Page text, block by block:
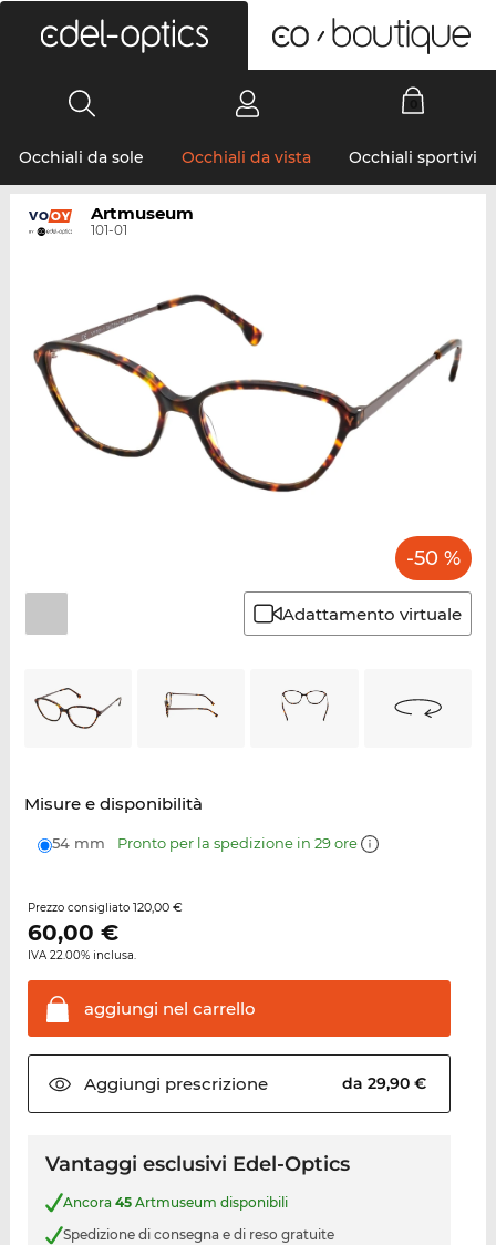
Occhiali da sole Occhiali da vista Occhiali sportivi
Artmuseum
101-01
-50 %
Adattamento virtuale
Misure e disponibilità
54 mm Pronto per la spedizione in 29 ore
Prezzo consigliato 120,00 €
60,00 €
IVA 22.00% inclusa.
aggiungi nel carrello
Aggiungi prescrizione da 29,90 €
Vantaggi esclusivi Edel-Optics
Ancora 45Artmuseum disponibili
Spedizione di consegna e di reso gratuite